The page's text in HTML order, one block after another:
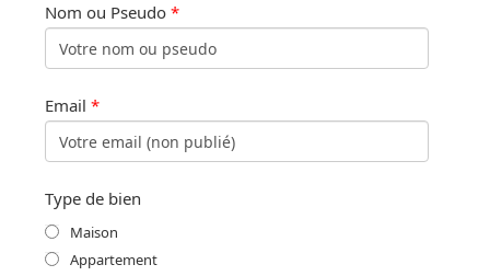
Nom ou Pseudo *
Email *
Type de bien
Maison
Appartement